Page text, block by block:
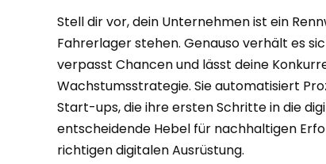
Stell dir vor, dein Unternehmen ist ein
Fahrerlager stehen. Genauso verhält es
verpasst Chancen und lässt deine
Wachstumsstrategie. Sie automatisiert
Start-ups, die ihre ersten Schritte in die
entscheidende Hebel für nachhaltigen
richtigen digitalen Ausrüstung.